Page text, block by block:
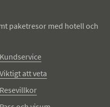
paketresor med hotell och
Kundservice
Viktigt att veta
Resevillkor